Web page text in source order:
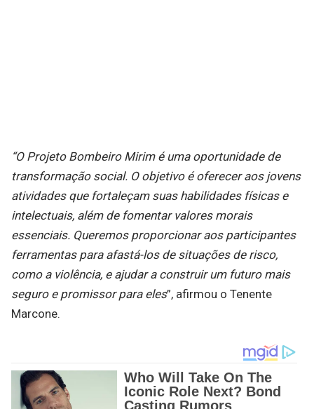
“O Projeto Bombeiro Mirim é uma oportunidade de
transformação social. O objetivo é oferecer aos jovens
atividades que fortaleçam suas habilidades físicas e
intelectuais, além de fomentar valores morais
essenciais. Queremos proporcionar aos participantes
ferramentas para afastá-los de situações de risco,
como a violência, e ajudar a construir um futuro mais
seguro e promissor para eles”, afirmou o Tenente
Marcone.